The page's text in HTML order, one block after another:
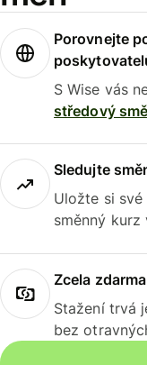
Porovnejte
S Wise vás
středový
Sledujte
Uložte si
směnný kurz
Zcela
Stažení trvá
bez